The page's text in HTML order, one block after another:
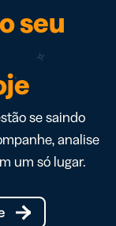
seu
se saindo
analise
um só lugar.